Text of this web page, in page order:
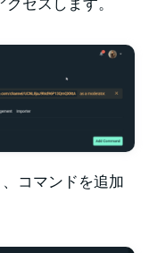
クセスします。
コマンドを追加